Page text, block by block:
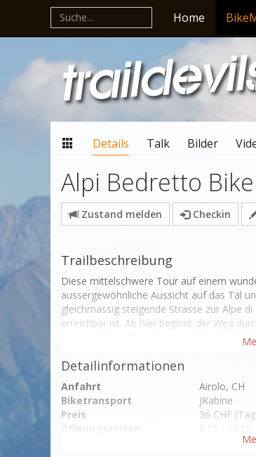
Home
Details Talk Bilder
Alpi Bedretto Bike
Zustand melden Checkin
Trailbeschreibung
Diese mittelschwere Tour auf einem
aussergewöhnliche Aussicht auf das Tal
gleichmässig steigende Strasse zur Alpe
erreichbar ist. Ab hier beginnt der Weg
von Heidelbeersträuchern. Im Dorf
Detailinformationen
Anfahrt
Airolo, CH
Biketransport
JKabine
Preis
36 CHF
Öffnungszeiten
8.15 - 18.15